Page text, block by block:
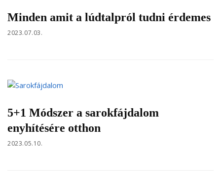
Minden amit a lúdtalpról tudni érdemes
2023.07.03.
5+1 Módszer a sarokfájdalom
enyhítésére otthon
2023.05.10.